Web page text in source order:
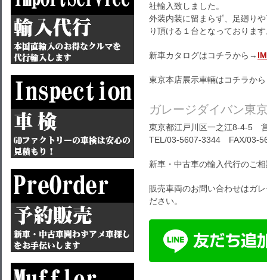
社輸入致しました。
外装内装に留まらず、足廻り
り頂ける１台となっておりま
新車カタログはコチラから→
東京本店展示車輛はコチラか
ガレージダイバン東
東京都江戸川区一之江8-4-5
TEL/03-5607-3344 FAX/03-
新車・中古車の輸入代行のご
販売車両のお問い合わせはガ
ださい。